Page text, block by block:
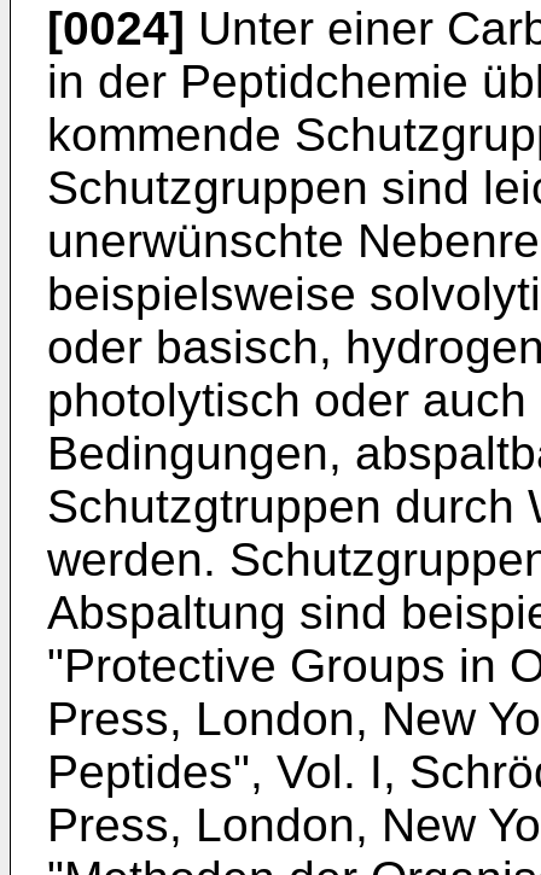
[0024] Unter einer
in der Peptidchemie
kommende
Schutzgruppen sind
unerwünschte
beispielsweise
oder basisch,
photolytisch oder
Bedingungen,
Schutzgtruppen durch
werden.
Abspaltung sind
"Protective Groups in
Press, London, New
Peptides", Vol. I,
Press, London, New